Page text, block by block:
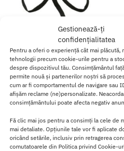
Gestionează-ți
confidențialitatea
Pentru a oferi o experiență cât mai
tehnologii precum cookie-urile pentru a
despre dispozitivul tău. Consimțământul
permite nouă și partenerilor noștri să
cum ar fi comportamentul de navigare sau
afișăm reclame (ne)personalizate.
consimțământului poate afecta negativ
Fă clic mai jos pentru a consimți la cele de
mai detaliate. Opțiunile tale vor fi aplicate
oricând setările, inclusiv prin retragerea
comutatoarele din Politica privind Cookie-
Sex Mischief Adjustable Rope
Restraints BDSM Bondage
82.00lei
Adaugă în coș